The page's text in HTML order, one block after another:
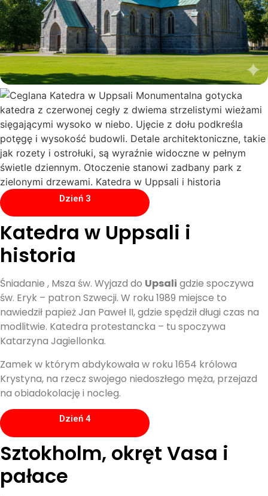
Dzień 3
Katedra w Uppsali i
historia
Śniadanie , Msza św. Wyjazd do Upsali gdzie spoczywa
św. Eryk – patron Szwecji. W roku 1989 miejsce to
nawiedził papież Jan Paweł II, gdzie spędził długi czas na
modlitwie. Katedra protestancka – tu spoczywa
Katarzyna Jagiellonka.
Zamek w którym abdykowała w roku 1654 królowa
Krystyna, na rzecz swojego niedoszłego męża, przejazd
na obiadokolację i nocleg.
Dzień 4
Sztokholm, okręt Vasa i
pałace